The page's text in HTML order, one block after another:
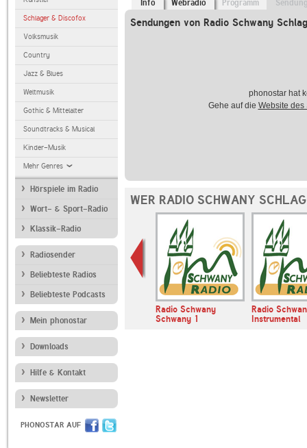
Schlager & Discofox
Volksmusik
Country
Jazz & Blues
Weltmusik
Gothic & Mittelalter
Soundtracks & Musical
Kinder-Musik
Mehr Genres
Hörspiele im Radio
Wort- & Sport-Radio
Klassik-Radio
Radiosender
Beliebteste Radios
Beliebteste Podcasts
Mein phonostar
Downloads
Hilfe & Kontakt
Newsletter
PHONOSTAR AUF
Info Webradio Programm
Sendungen von Radio Schwany
phonostar hat
Gehe auf die Website des
WER RADIO SCHWANY
Bayern 1
Niederbayern und O…
Radio Schwany
Schwany 1
Radio
Instrumental